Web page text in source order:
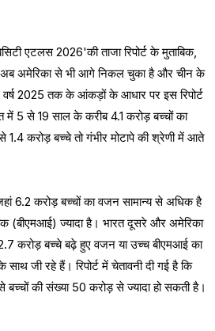
एटलस 2026'की ताजा रिपोर्ट के मुताबिक,
अब अमेरिका से भी आगे निकल चुका है और चीन के
वर्ष 2025 तक के आंकड़ों के आधार पर इस रिपोर्ट
में 5 से 19 साल के करीब 4.1 करोड़ बच्चों का
1.4 करोड़ बच्चे तो गंभीर मोटापे की श्रेणी में आते
6.2 करोड़ बच्चों का वजन सामान्य से अधिक है
(बीएमआई) ज्यादा है। भारत दूसरे और अमेरिका
करोड़ बच्चे बढ़े हुए वजन या उच्च बीएमआई का
जी रहे हैं। रिपोर्ट में चेतावनी दी गई है कि
की संख्या 50 करोड़ से ज्यादा हो सकती है।